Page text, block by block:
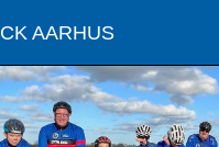
CK AARHUS